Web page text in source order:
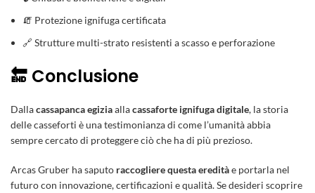
🧯 Protezione ignifuga certificata
🔗 Strutture multi-strato resistenti a scasso e perforazione
🔚 Conclusione
Dallacassapanca egiziaallacassaforte ignifuga digitale, la storia
delle casseforti è una testimonianza di come l’umanità abbia
sempre cercato di proteggere ciò che ha di più prezioso.
Arcas Gruber ha saputo raccogliere questa ereditàe portarla nel
futuro con innovazione, certificazioni e qualità. Se desideri scoprire